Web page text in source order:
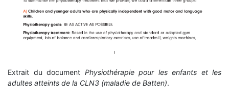
Extrait du document Physiothérapie pour les enfants et les
adultes atteints de la CLN3 (maladie de Batten).